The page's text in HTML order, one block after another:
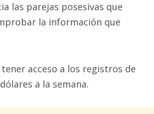
las parejas posesivas que
la información que
acceso a los registros de
a la semana.